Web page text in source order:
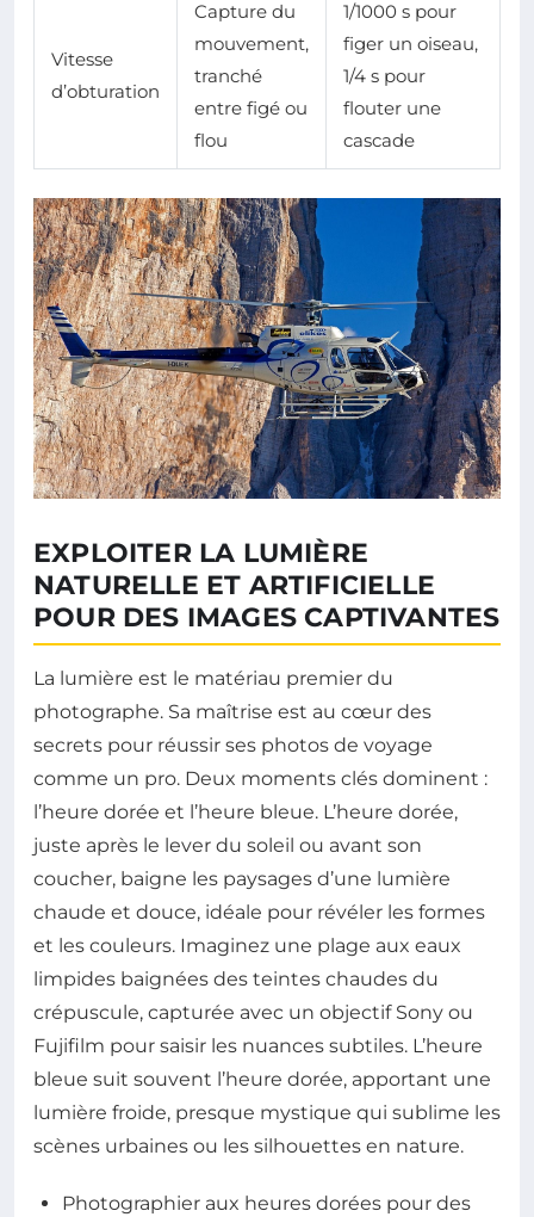
Vitesse
d’obturation
Capture du
mouvement,
tranché
entre figé ou
flou
1/1000 s pour
figer un oiseau,
1/4 s pour
flouter une
cascade
EXPLOITER LA LUMIÈRE
NATURELLE ET ARTIFICIELLE
POUR DES IMAGES CAPTIVANTES
La lumière est le matériau premier du
photographe. Sa maîtrise est au cœur des
secrets pour réussir ses photos de voyage
comme un pro. Deux moments clés dominent :
l’heure dorée et l’heure bleue. L’heure dorée,
juste après le lever du soleil ou avant son
coucher, baigne les paysages d’une lumière
chaude et douce, idéale pour révéler les formes
et les couleurs. Imaginez une plage aux eaux
limpides baignées des teintes chaudes du
crépuscule, capturée avec un objectif Sony ou
Fujifilm pour saisir les nuances subtiles. L’heure
bleue suit souvent l’heure dorée, apportant une
lumière froide, presque mystique qui sublime les
scènes urbaines ou les silhouettes en nature.
Photographier aux heures dorées pour des